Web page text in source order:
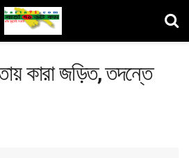
কারা জড়িত, তদন্তে